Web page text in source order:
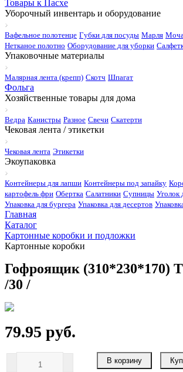
Товары к Пасхе
Уборочный инвентарь и оборудование
Вафельное полотенце Губки для посуды Марля
Нетканое полотно Оборудование для уборки
Упаковочные материалы
Малярная лента (крепп) Скотч Шпагат
Фольга
Хозяйственные товары для дома
Ведра Канистры Разное Свечи Скатерти
Чековая лента / этикетки
Чековая лента Этикетки
Экоупаковка
Контейнеры для лапши Контейнеры под запайку
картофель фри Обертка Салатники Супницы Уголок
Упаковка для бургера Упаковка для десертов
Главная
Каталог
Картонные коробки и подложки
Картонные коробки
Гофроящик (310*230*170)
/30 /
79.95 руб.
В корзину